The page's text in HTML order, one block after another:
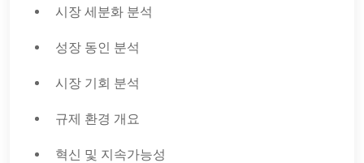
시장 세분화 분석
성장 동인 분석
시장 기회 분석
규제 환경 개요
혁신 및 지속가능성